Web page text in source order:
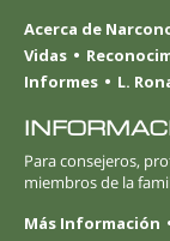
Acerca de
Vidas
Informes
L.
Para consejeros,
miembros de la
Más Información